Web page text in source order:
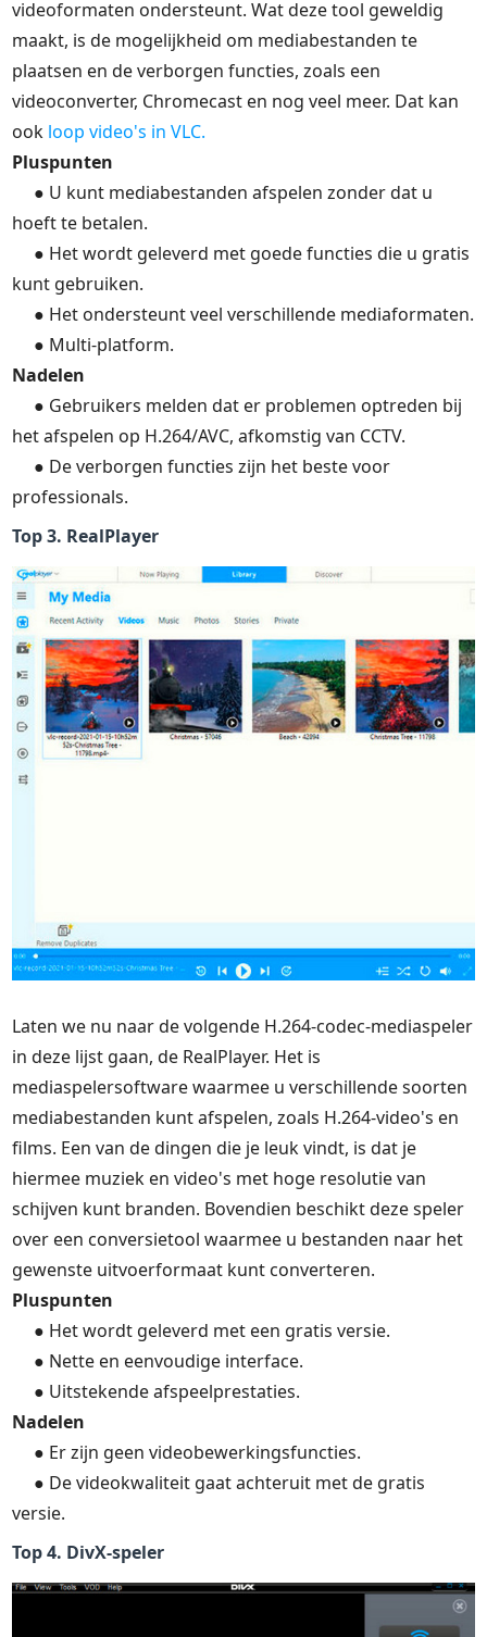
videoformaten ondersteunt. Wat deze tool geweldig
maakt, is de mogelijkheid om mediabestanden te
plaatsen en de verborgen functies, zoals een
videoconverter, Chromecast en nog veel meer. Dat kan
ook loop video's in VLC.
Pluspunten
● U kunt mediabestanden afspelen zonder dat u
hoeft te betalen.
● Het wordt geleverd met goede functies die u gratis
kunt gebruiken.
● Het ondersteunt veel verschillende mediaformaten.
● Multi-platform.
Nadelen
● Gebruikers melden dat er problemen optreden bij
het afspelen op H.264/AVC, afkomstig van CCTV.
● De verborgen functies zijn het beste voor
professionals.
Top 3. RealPlayer
Laten we nu naar de volgende H.264-codec-mediaspeler
in deze lijst gaan, de RealPlayer. Het is
mediaspelersoftware waarmee u verschillende soorten
mediabestanden kunt afspelen, zoals H.264-video's en
films. Een van de dingen die je leuk vindt, is dat je
hiermee muziek en video's met hoge resolutie van
schijven kunt branden. Bovendien beschikt deze speler
over een conversietool waarmee u bestanden naar het
gewenste uitvoerformaat kunt converteren.
Pluspunten
● Het wordt geleverd met een gratis versie.
● Nette en eenvoudige interface.
● Uitstekende afspeelprestaties.
Nadelen
● Er zijn geen videobewerkingsfuncties.
● De videokwaliteit gaat achteruit met de gratis
versie.
Top 4. DivX-speler